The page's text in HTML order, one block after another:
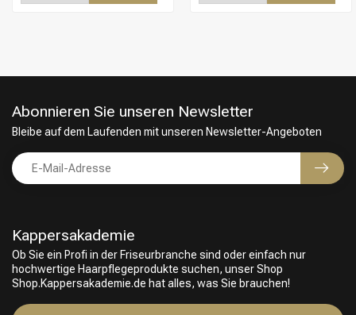
Kappersakademie
Ob Sie ein Profi in der Friseurbranche sind oder einfach nur
hochwertige Haarpflegeprodukte suchen, unser Shop
Shop.Kappersakademie.de hat alles, was Sie brauchen!
Abonnieren Sie unseren Newsletter
Bleibe auf dem Laufenden mit unseren Newsletter-Angeboten